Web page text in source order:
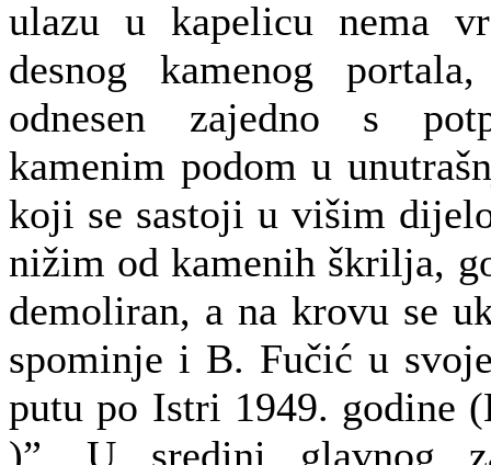
ulazu u kapelicu nema
desnog kamenog
odnesen zajedno s
kamenim podom u
koji se sastoji u višim
nižim od kamenih škrilja,
demoliran, a na krovu se
spominje i B. Fučić u
putu po Istri 1949. godine
)”. U sredini glavnog